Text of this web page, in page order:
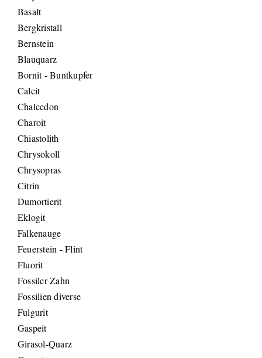
Basalt
Bergkristall
Bernstein
Blauquarz
Bornit - Buntkupfer
Calcit
Chalcedon
Charoit
Chiastolith
Chrysokoll
Chrysopras
Citrin
Dumortierit
Eklogit
Falkenauge
Feuerstein - Flint
Fluorit
Fossiler Zahn
Fossilien diverse
Fulgurit
Gaspeit
Girasol-Quarz